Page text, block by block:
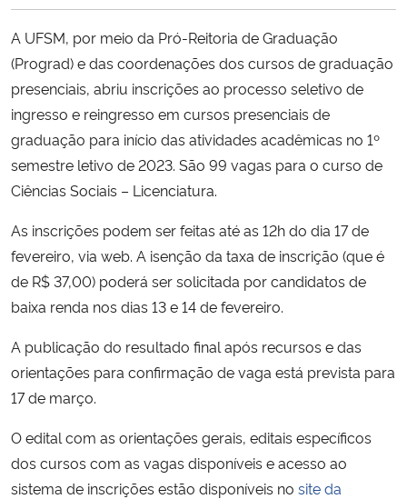
Ministério da Ciência, Tecnologia, Inovações e Comunicações
Ministério do Meio Ambiente
Ministério do Turismo
Ministério do Desenvolvimento Regional
Controladoria-Geral da União
Ministério da Mulher, da Família e dos Direitos Humanos
Secretaria de Governo
Advocacia-Geral da União
A UFSM, por meio da Pró-Reitoria de Graduação
(Prograd) e das coordenações dos cursos de graduação
presenciais, abriu inscrições ao processo seletivo de
ingresso e reingresso em cursos presenciais de
graduação para início das atividades acadêmicas no 1º
semestre letivo de 2023. São 99 vagas para o curso de
Ciências Sociais – Licenciatura.
As inscrições podem ser feitas até as 12h do dia 17 de
fevereiro, via web. A isenção da taxa de inscrição (que é
de R$ 37,00) poderá ser solicitada por candidatos de
baixa renda nos dias 13 e 14 de fevereiro.
A publicação do resultado final após recursos e das
orientações para confirmação de vaga está prevista para
17 de março.
O edital com as orientações gerais, editais específicos
dos cursos com as vagas disponíveis e acesso ao
sistema de inscrições estão disponíveis no site da